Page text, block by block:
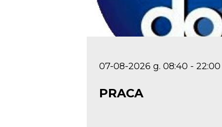
07-08-2026 g. 08:40 - 22:00
PRACA